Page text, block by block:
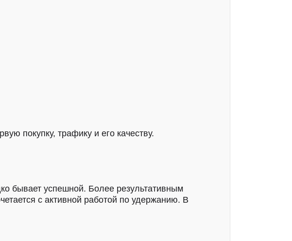
покупку, трафику и его качеству.
бывает успешной. Более результативным
с активной работой по удержанию. В